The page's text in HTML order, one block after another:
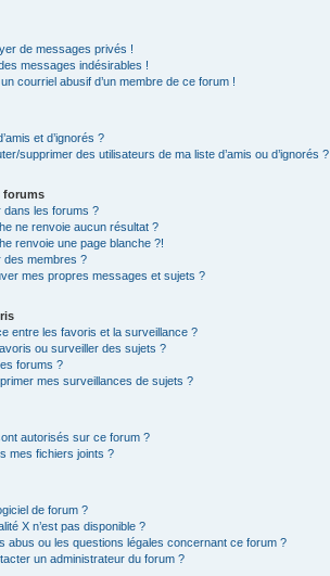
de messages privés !
messages indésirables !
courriel abusif d’un membre de ce forum !
et d’ignorés ?
supprimer des utilisateurs de ma liste d’amis ou d’ignorés ?
forums
dans les forums ?
ne renvoie aucun résultat ?
renvoie une page blanche ?!
des membres ?
mes propres messages et sujets ?
entre les favoris et la surveillance ?
ou surveiller des sujets ?
forums ?
mes surveillances de sujets ?
autorisés sur ce forum ?
mes fichiers joints ?
de forum ?
X n’est pas disponible ?
abus ou les questions légales concernant ce forum ?
un administrateur du forum ?